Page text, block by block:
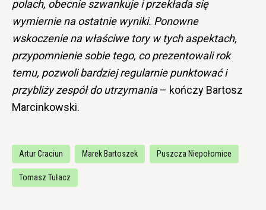
polach, obecnie szwankuje i przekłada się
wymiernie na ostatnie wyniki. Ponowne
wskoczenie na właściwe tory w tych aspektach,
przypomnienie sobie tego, co prezentowali rok
temu, pozwoli bardziej regularnie punktować i
przybliży zespół do utrzymania– kończy Bartosz
Marcinkowski.
Artur Craciun Marek Bartoszek Puszcza Niepołomice
Tomasz Tułacz